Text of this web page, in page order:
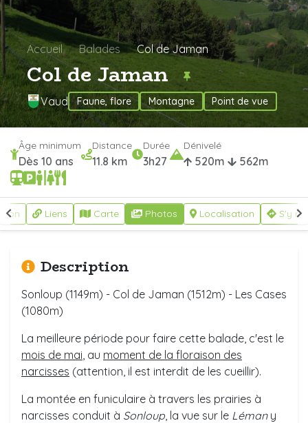
Accueil Balades Col de Jaman
Col de Jaman
Vaud Faune, flore Montagne Point de vue
Âge minimum
Dès 10 ans
Distance
11.8 km
Durée
3h27
Dénivelé
520m 562m
Liens Carte Photos Localisation S'y
Description
Sonloup (1149m) - Col de Jaman (1512m) - Les Cases
(1080m)
La meilleure période pour faire cette balade, c'est le
mois de mai, au moment de la floraison des
narcisses (attention, il est interdit de les cueillir).
La montée en funiculaire à travers les prairies à
narcisses conduit à Sonloup, la vue sur le Léman y